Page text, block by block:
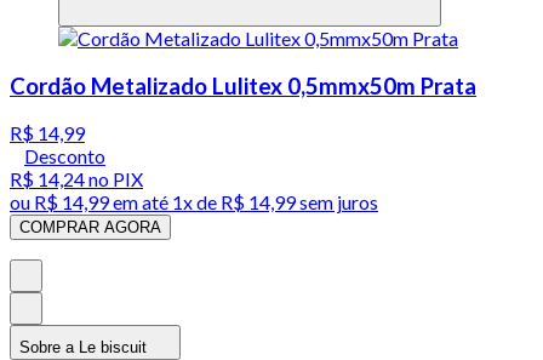
Cordão Metalizado Lulitex 0,5mmx50m Prata
R$ 14,99
Desconto
R$ 14,24no PIX
ou R$ 14,99em até 1x de R$ 14,99sem juros
COMPRAR AGORA
Sobre a Le biscuit